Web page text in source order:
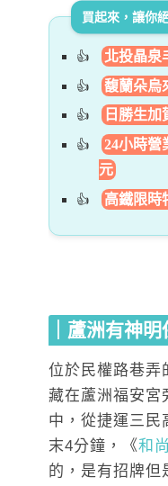
買起來，讓你
北投晶泉
馥蘭朵烏
日勝生加
24小時營
元
高鐵限時
｜蘆洲有神
位於民權路巷弄
藏在蘆洲福安宮
中，從捷運三民
末4分鐘，《和
的，是有招牌但